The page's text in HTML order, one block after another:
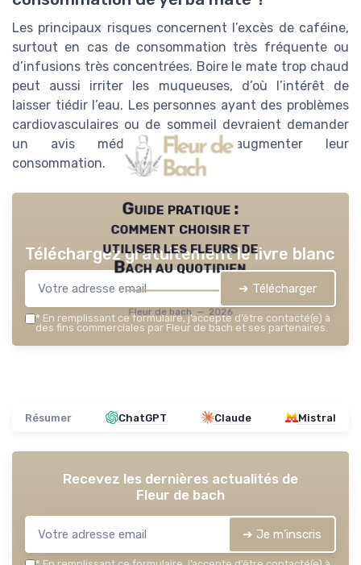
Les principaux risques concernent l’excès de caféine,
surtout en cas de consommation très fréquente ou
d’infusions très concentrées. Boire le mate trop chaud
peut aussi irriter les muqueuses, d’où l’intérêt de
laisser tiédir l’eau. Les personnes ayant des problèmes
cardiovasculaires ou de sommeil devraient demander
un avis médical avant d’augmenter leur
consommation.
Guide pratique :
comment choisir et
utiliser les fleurs de
Bach au quotidien
Fleur de bach — 2026
Téléchargez gratuitement le livre blanc
➔ Télécharger
* En remplissant ce formulaire, j’accepte d’être contacté(e) à
des fins commerciales par Fleur de bach et ses partenaires.
Résumer ChatGPT Claude Mistral
Recevez les dernières actualités de
Fleur de bach
➔ Je m'inscris